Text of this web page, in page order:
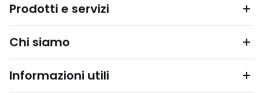
Prodotti e servizi
Chi siamo
Informazioni utili